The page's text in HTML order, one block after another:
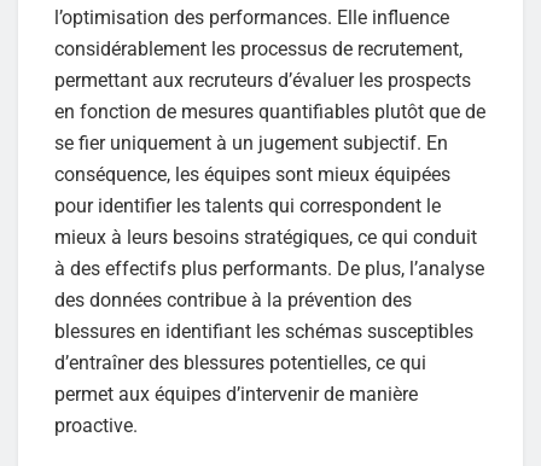
l’optimisation des performances. Elle influence
considérablement les processus de recrutement,
permettant aux recruteurs d’évaluer les prospects
en fonction de mesures quantifiables plutôt que de
se fier uniquement à un jugement subjectif. En
conséquence, les équipes sont mieux équipées
pour identifier les talents qui correspondent le
mieux à leurs besoins stratégiques, ce qui conduit
à des effectifs plus performants. De plus, l’analyse
des données contribue à la prévention des
blessures en identifiant les schémas susceptibles
d’entraîner des blessures potentielles, ce qui
permet aux équipes d’intervenir de manière
proactive.